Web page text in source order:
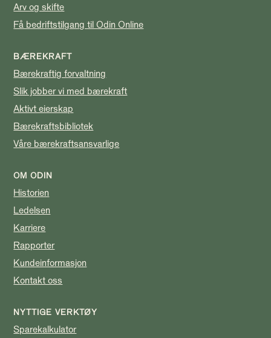
Arv og skifte
Få bedriftstilgang til Odin Online
BÆREKRAFT
Bærekraftig forvaltning
Slik jobber vi med bærekraft
Aktivt eierskap
Bærekraftsbibliotek
Våre bærekraftsansvarlige
OM ODIN
Historien
Ledelsen
Karriere
Rapporter
Kundeinformasjon
Kontakt oss
NYTTIGE VERKTØY
Sparekalkulator